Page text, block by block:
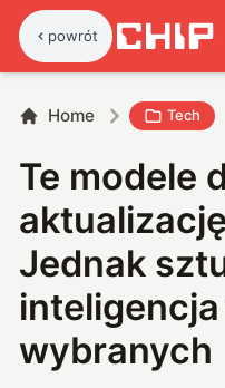
powrót
Home Tech
Te modele
Jednak
wybranych